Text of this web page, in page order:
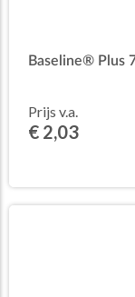
Baseline® Plus
Prijs v.a.
€ 2,03